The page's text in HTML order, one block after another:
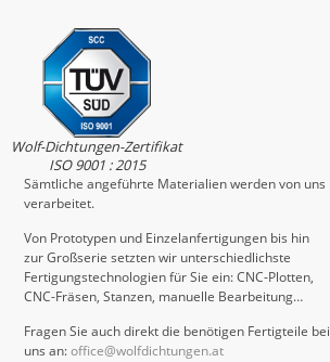
Wolf-Dichtungen-Zertifikat
ISO 9001 : 2015
Sämtliche angeführte Materialien werden von uns
verarbeitet.
Von Prototypen und Einzelanfertigungen bis hin
zur Großserie setzten wir unterschiedlichste
Fertigungstechnologien für Sie ein: CNC-Plotten,
CNC-Fräsen, Stanzen, manuelle Bearbeitung…
Fragen Sie auch direkt die benötigen Fertigteile bei
uns an:office@wolfdichtungen.at